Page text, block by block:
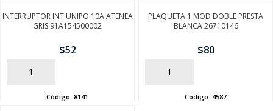
INTERRUPTOR INT UNIPO 10A ATENEA
GRIS 91A154500002
$52
AÑADIR
Código: 8141
PLAQUETA 1 MOD DOBLE PRESTA
BLANCA 26710146
$80
AÑADIR
Código: 4587